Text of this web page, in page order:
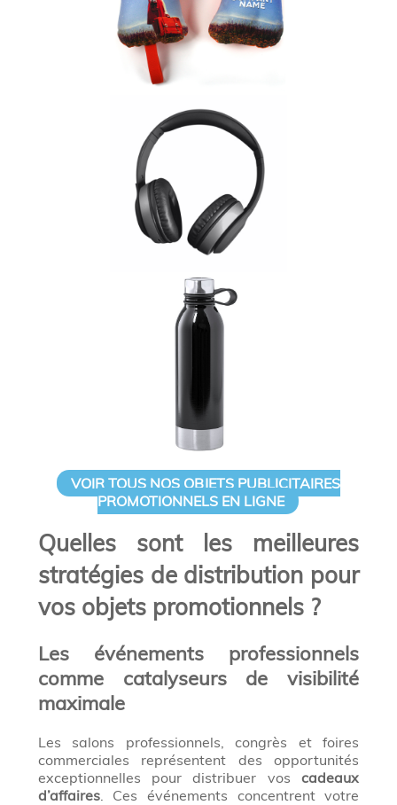
VOIR TOUS NOS OBJETS PUBLICITAIRES
PROMOTIONNELS EN LIGNE
Quelles sont les meilleures
stratégies de distribution pour
vos objets promotionnels ?
Les événements professionnels
comme catalyseurs de visibilité
maximale
Les salons professionnels, congrès et foires
commerciales représentent des opportunités
exceptionnelles pour distribuer voscadeaux
d’affaires. Ces événements concentrent votre